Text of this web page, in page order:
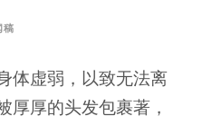
稿
体虚弱，以致无法离
厚厚的头发包裹著，